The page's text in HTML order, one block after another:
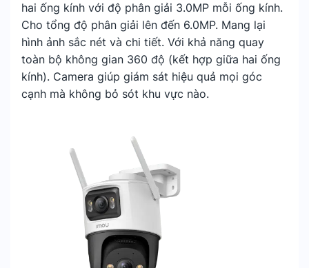
hai ống kính với độ phân giải 3.0MP mỗi ống kính.
Cho tổng độ phân giải lên đến 6.0MP. Mang lại
hình ảnh sắc nét và chi tiết. Với khả năng quay
toàn bộ không gian 360 độ (kết hợp giữa hai ống
kính). Camera giúp giám sát hiệu quả mọi góc
cạnh mà không bỏ sót khu vực nào.